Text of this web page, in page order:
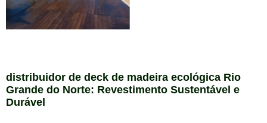
distribuidor de deck de madeira ecológica Rio
Grande do Norte: Revestimento Sustentável e
Durável